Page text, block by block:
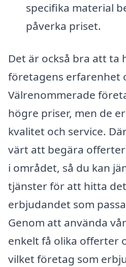
specifika material
påverka priset.
Det är också bra att ta
företagens erfarenhet
Välrenommerade
högre priser, men de
kvalitet och service.
värt att begära
i området, så du kan
tjänster för att hitta
erbjudandet som
Genom att använda
enkelt få olika offerter
vilket företag som